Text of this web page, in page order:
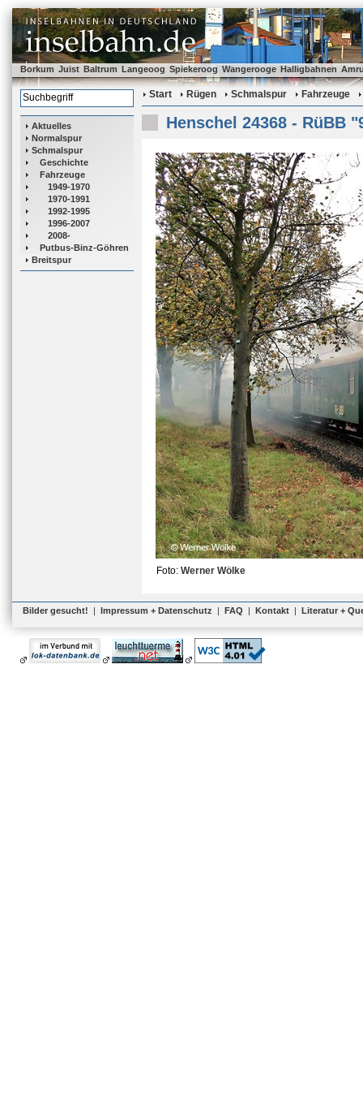
Borkum Juist Baltrum Langeoog Spiekeroog Wangerooge Halligbahnen
Aktuelles
Normalspur
Schmalspur
Geschichte
Fahrzeuge
1949-1970
1970-1991
1992-1995
1996-2007
2008-
Putbus-Binz-Göhren
Breitspur
Start Rügen Schmalspur Fahrzeuge
Henschel 24368 - RüBB
Foto: Werner Wölke
Bilder gesucht! | Impressum + Datenschutz | FAQ | Kontakt | Literatur +